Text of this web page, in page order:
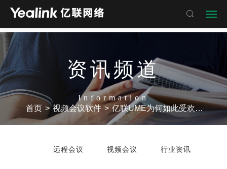

资讯频道
Information
首页 > 视频会议软件 > 亿联UME为何如此受欢迎？
远程会议 视频会议 行业资讯